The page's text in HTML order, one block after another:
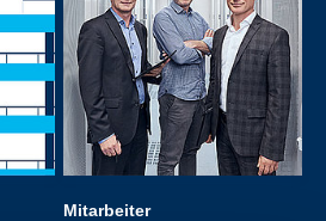
Mitarbeiter